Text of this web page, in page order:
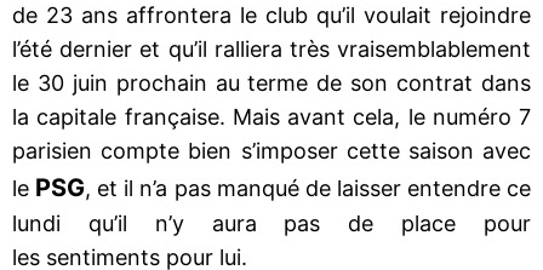
de 23 ans affrontera le club qu’il voulait rejoindre
l’été dernier et qu’il ralliera très vraisemblablement
le 30 juin prochain au terme de son contrat dans
la capitale française. Mais avant cela, le numéro 7
parisien compte bien s’imposer cette saison avec
le PSG, et il n’a pas manqué de laisser entendre ce
lundi qu’il n’y aura pas de place pour
les sentiments pour lui.